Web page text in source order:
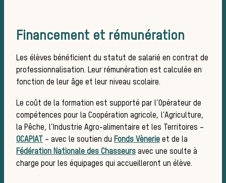
Financement et rémunération
Les élèves bénéficient du statut de salarié en contrat de
professionnalisation. Leur rémunération est calculée en
fonction de leur âge et leur niveau scolaire.
Le coût de la formation est supporté par l’Opérateur de
compétences pour la Coopération agricole, l’Agriculture,
la Pêche, l’Industrie Agro-alimentaire et les Territoires –
OCAPIAT
– avec le soutien du Fonds Vènerie et de la
Fédération Nationale des Chasseurs avec une soulte à
charge pour les équipages qui accueilleront un élève.